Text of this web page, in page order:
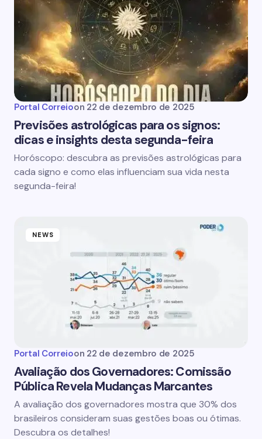
Portal Correioon 22 de dezembro de 2025
Previsões astrológicas para os signos:
dicas e insights desta segunda-feira
Horóscopo: descubra as previsões astrológicas para
cada signo e como elas influenciam sua vida nesta
segunda-feira!
NEWS
Portal Correioon 22 de dezembro de 2025
Avaliação dos Governadores: Comissão
Pública Revela Mudanças Marcantes
A avaliação dos governadores mostra que 30% dos
brasileiros consideram suas gestões boas ou ótimas.
Descubra os detalhes!